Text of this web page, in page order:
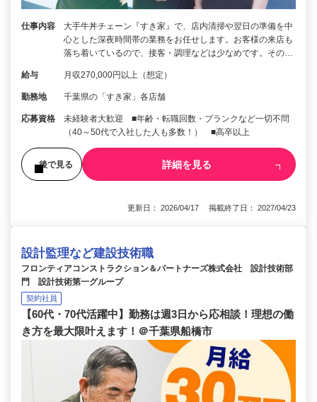
仕事内容
大手牛丼チェーン『すき家』で、店内清掃や翌日の準備を中
心とした深夜時間帯の業務をお任せします。お客様の来店も
落ち着いているので、接客・調理などは少なめです。その…
給与 月収270,000円以上（想定）
勤務地 千葉県の「すき家」各店舗
応募資格
未経験者大歓迎 ■年齢・転職回数・ブランクなど一切不問
（40～50代で入社した人も多数！） ■高卒以上
後で見る 詳細を見る
更新日： 2026/04/17 掲載終了日： 2027/04/23
設計監理など建設技術職
フロンティアコンストラクション＆パートナーズ株式会社 設計技術部
門 設計技術第一グループ
契約社員
【60代・70代活躍中】勤務は週3日から応相談！理想の働
き方を最大限叶えます！＠千葉県船橋市